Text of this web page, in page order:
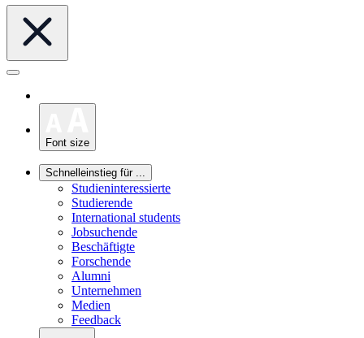
Font size
Schnelleinstieg für ...
Studieninteressierte
Studierende
International students
Jobsuchende
Beschäftigte
Forschende
Alumni
Unternehmen
Medien
Feedback